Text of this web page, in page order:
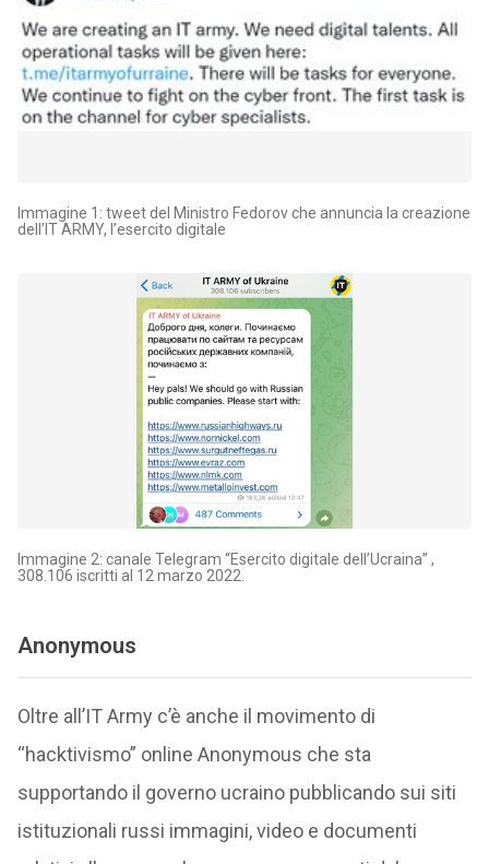
Immagine 1: tweet del Ministro Fedorov che annuncia la creazione
dell’IT ARMY, l’esercito digitale
Immagine 2: canale Telegram “Esercito digitale dell’Ucraina” ,
308.106 iscritti al 12 marzo 2022.
Anonymous
Oltre all’IT Army c’è anche il movimento di
“hacktivismo” online Anonymous che sta
supportando il governo ucraino pubblicando sui siti
istituzionali russi immagini, video e documenti